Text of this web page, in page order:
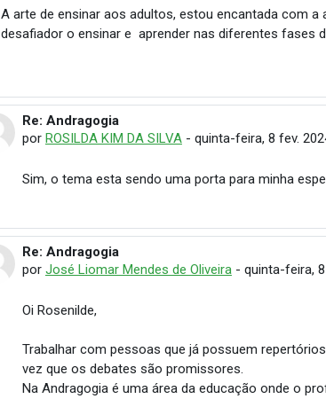
A arte de ensinar aos adultos, estou encantada com
desafiador o ensinar e aprender nas diferentes fases
Em resposta à Rosenilde Cordeiro
Re: Andragogia
por ROSILDA KIM DA SILVA- quinta-feira, 8 fev.
Sim, o tema esta sendo uma porta para minha
Em resposta à Rosenilde Cordeiro
Re: Andragogia
por José Liomar Mendes de Oliveira- quinta-feira,
Oi Rosenilde,
Trabalhar com pessoas que já possuem
vez que os debates são promissores.
Na Andragogia é uma área da educação onde o